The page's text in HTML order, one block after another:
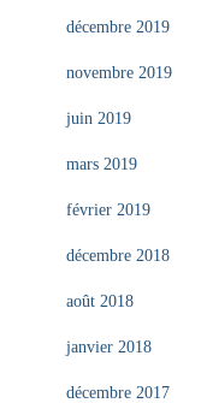
décembre 2019
novembre 2019
juin 2019
mars 2019
février 2019
décembre 2018
août 2018
janvier 2018
décembre 2017